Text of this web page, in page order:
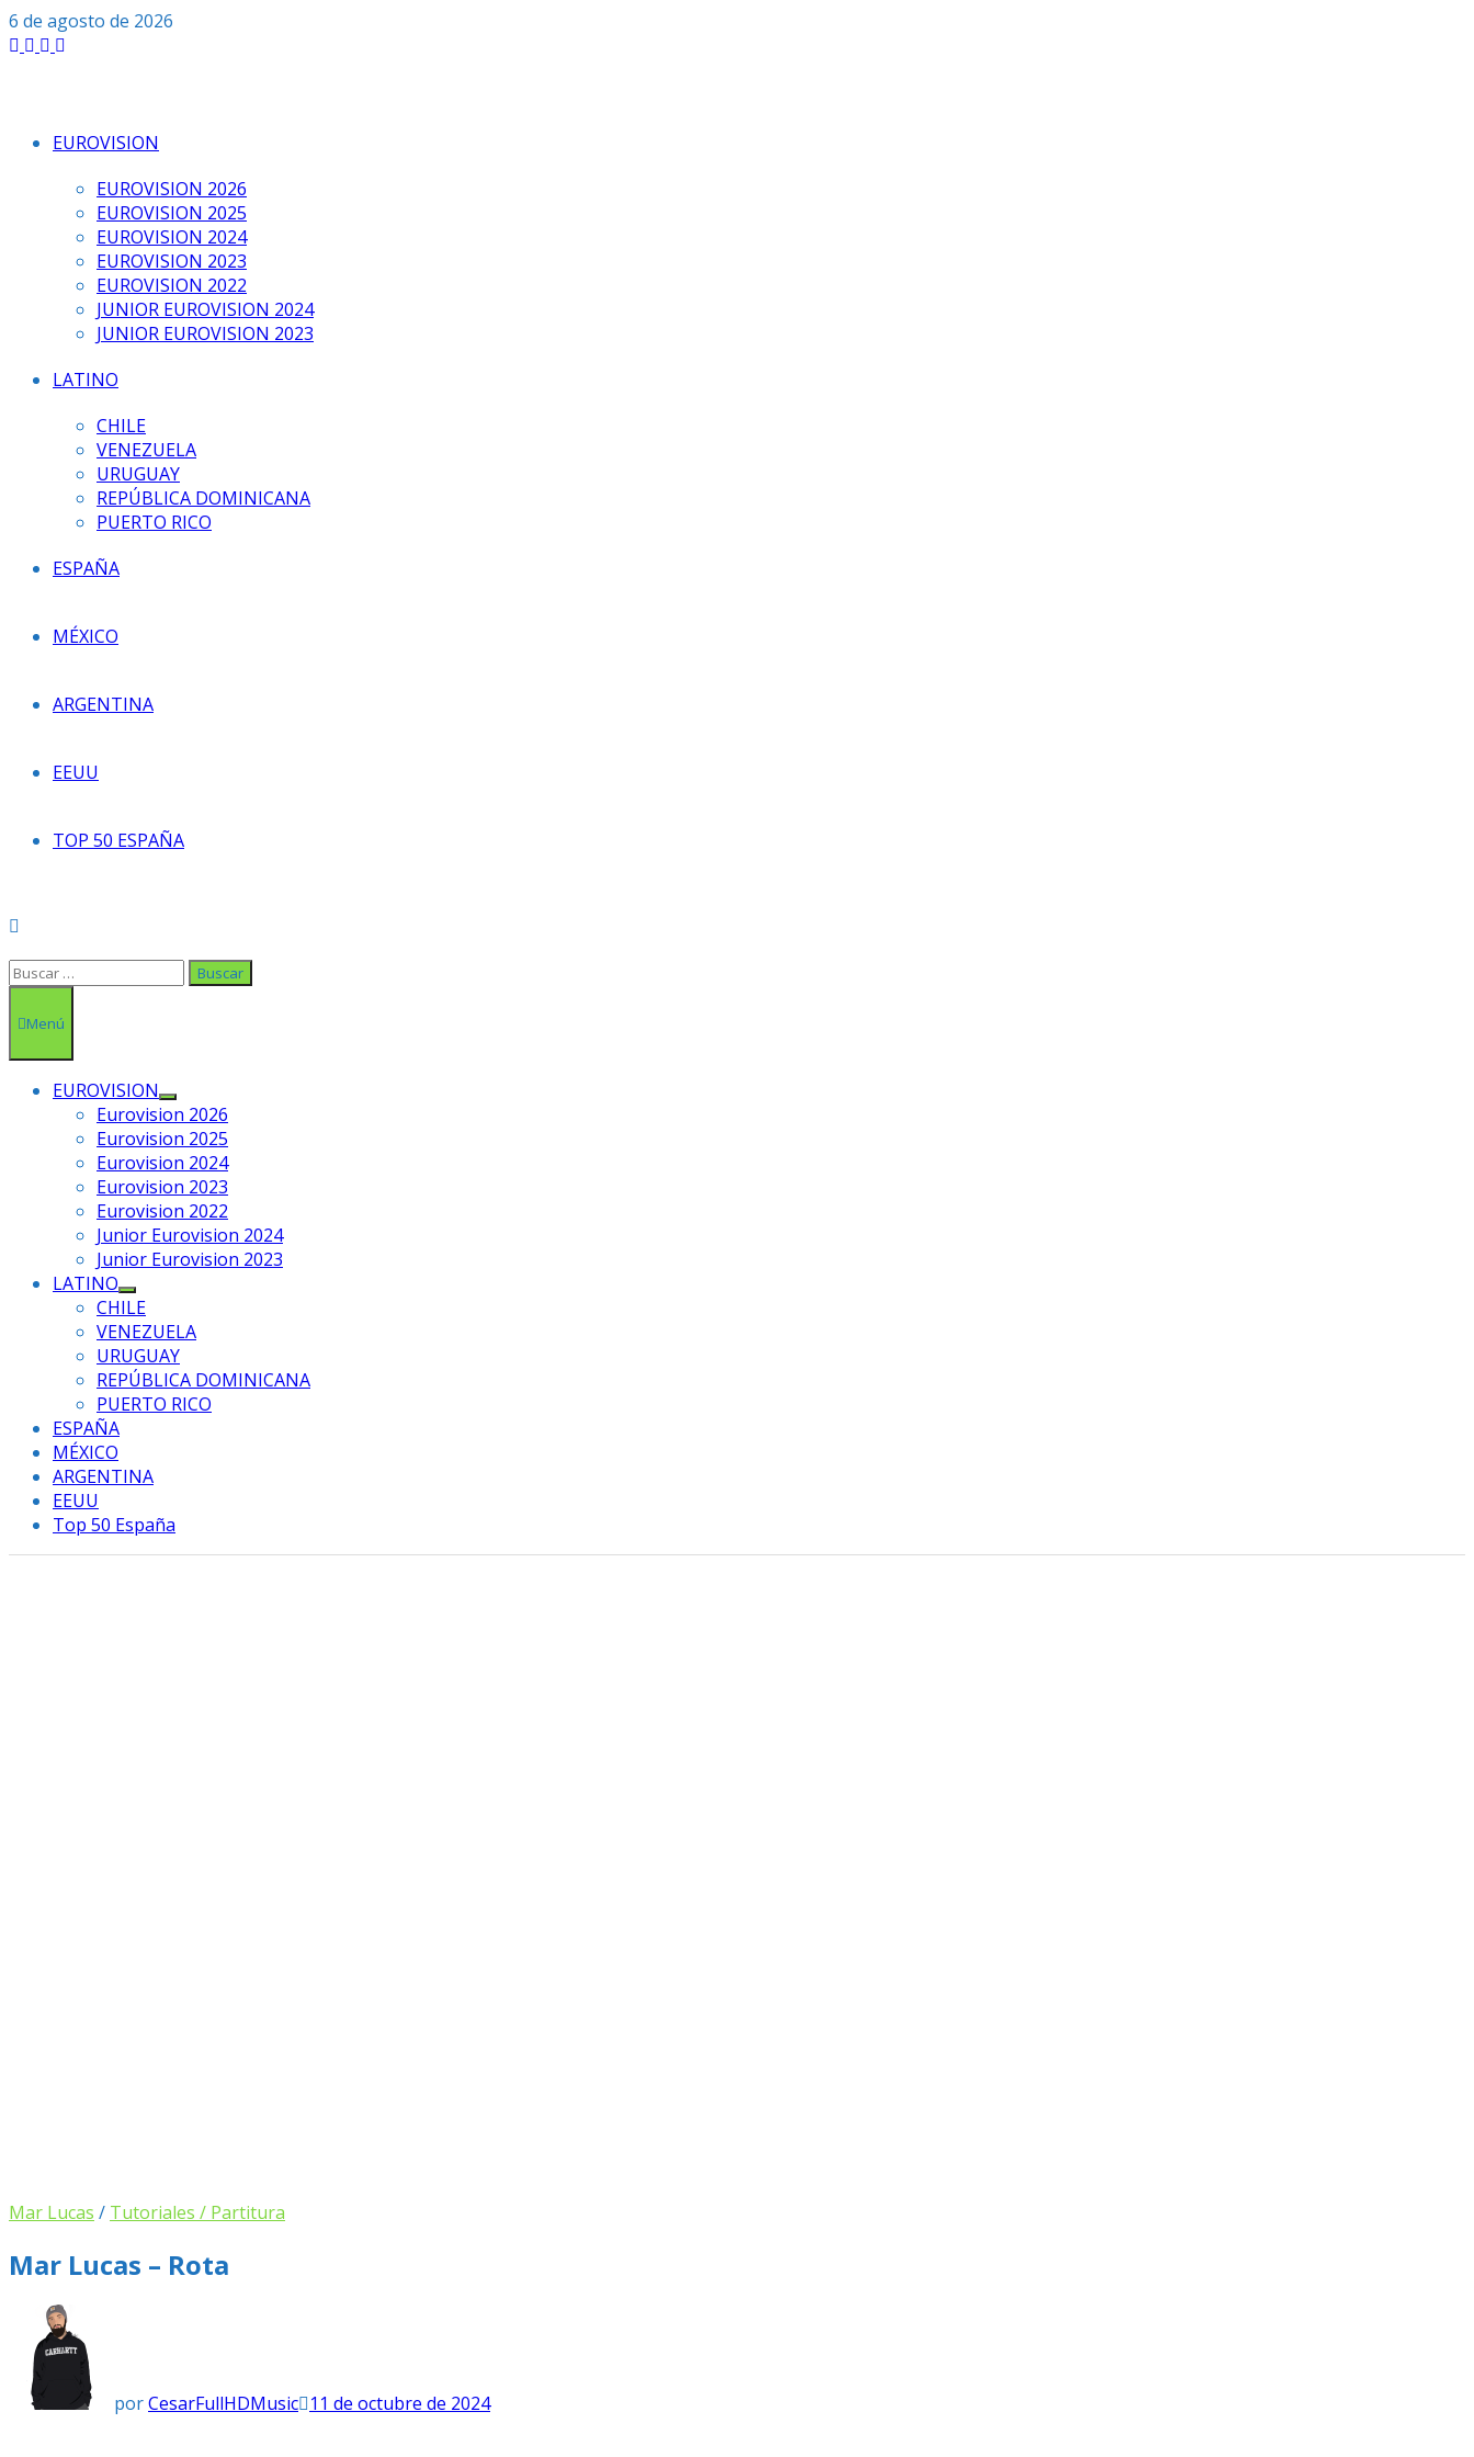
Saltar
al
6 de agosto de 2026
EUROVISION
EUROVISION 2026
EUROVISION 2025
EUROVISION 2024
EUROVISION 2023
EUROVISION 2022
JUNIOR EUROVISION 2024
JUNIOR EUROVISION 2023
LATINO
CHILE
VENEZUELA
URUGUAY
REPÚBLICA DOMINICANA
PUERTO RICO
ESPAÑA
MÉXICO
ARGENTINA
EEUU
TOP 50 ESPAÑA
Buscar:
Menú
EUROVISION
Mostrar
el
submenú
Eurovision 2026
Eurovision 2025
Eurovision 2024
Eurovision 2023
Eurovision 2022
Junior Eurovision 2024
Junior Eurovision 2023
LATINO
Mostrar
el
submenú
CHILE
VENEZUELA
URUGUAY
REPÚBLICA DOMINICANA
PUERTO RICO
ESPAÑA
MÉXICO
ARGENTINA
EEUU
Top 50 España
Mar Lucas / Tutoriales / Partitura
Mar Lucas – Rota
porCesarFullHDMusic 11 de octubre de 2024